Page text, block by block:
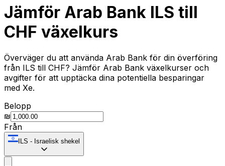
Jämför Arab Bank ILS till
CHF växelkurs
Överväger du att använda Arab Bank för din överföring
från ILS till CHF? Jämför Arab Bank växelkurser och
avgifter för att upptäcka dina potentiella besparingar
med Xe.
Belopp
₪
Från
ILS - Israelisk shekel